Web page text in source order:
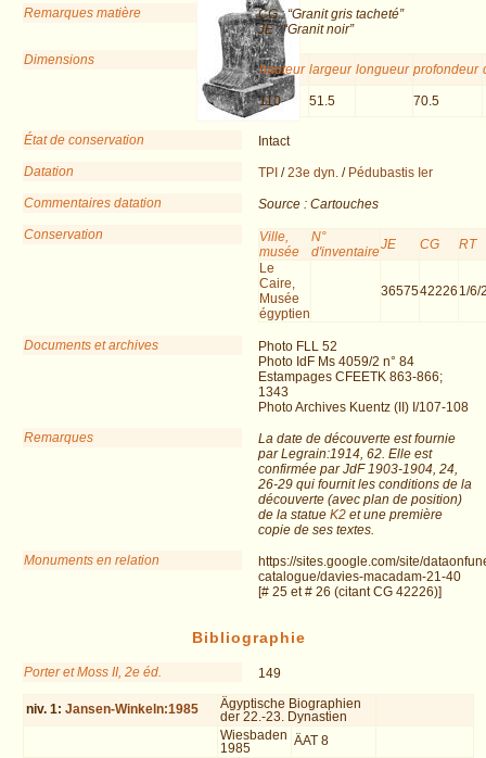
Remarques matière
CG : “Granit gris tacheté”
JE : “Granit noir”
Dimensions
hauteur largeur longueur profondeur
110 51.5 70.5
État de conservation
Intact
Datation
TPI /23e dyn. / Pédubastis Ier
Commentaires datation
Source : Cartouches
Conservation
Ville,
musée
N°
d'inventaireJE CG
RT
Le
Caire,
Musée
égyptien
3657542226 1/6/
Documents et archives
Photo FLL 52
Photo IdF Ms 4059/2 n° 84
Estampages CFEETK 863-866;
1343
Photo Archives Kuentz (II) I/107-108
Remarques
La date de découverte est fournie
par Legrain:1914, 62. Elle est
confirmée par JdF 1903-1904, 24,
26-29 qui fournit les conditions de la
découverte (avec plan de position)
de la statue K2 et une première
copie de ses textes.
Monuments en relation
https://sites.google.com/site/
catalogue/davies-macadam-21-40
[# 25 et # 26 (citant CG 42226)]
Bibliographie
Porter et Moss II, 2e éd. 149
niv. 1:Jansen-Winkeln:1985
Ägyptische Biographien
der 22.-23. Dynastien
Wiesbaden
1985
ÄAT 8